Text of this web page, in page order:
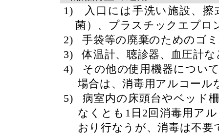
1)
入口には手洗い施設、
菌）、プラスチックエプロ
2)
手袋等の廃棄のためのゴ
3)
体温計、聴診器、血圧計
4)
その他の使用機器につい
場合は、消毒用アルコール
5)
病室内の床頭台やベッド
なくとも 1 日 2 回消毒用ア
おり行なうが、消毒は不要